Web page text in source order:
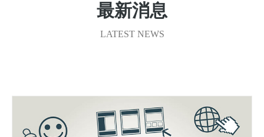
最新消息
LATEST NEWS